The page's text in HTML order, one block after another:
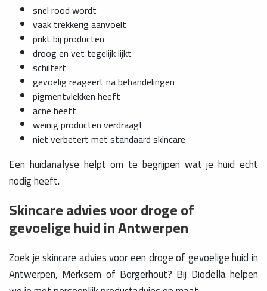
snel rood wordt
vaak trekkerig aanvoelt
prikt bij producten
droog en vet tegelijk lijkt
schilfert
gevoelig reageert na behandelingen
pigmentvlekken heeft
acne heeft
weinig producten verdraagt
niet verbetert met standaard skincare
Een huidanalyse helpt om te begrijpen wat je huid echt
nodig heeft.
Skincare advies voor droge of
gevoelige huid in Antwerpen
Zoek je skincare advies voor een droge of gevoelige huid in
Antwerpen, Merksem of Borgerhout? Bij Diodella helpen